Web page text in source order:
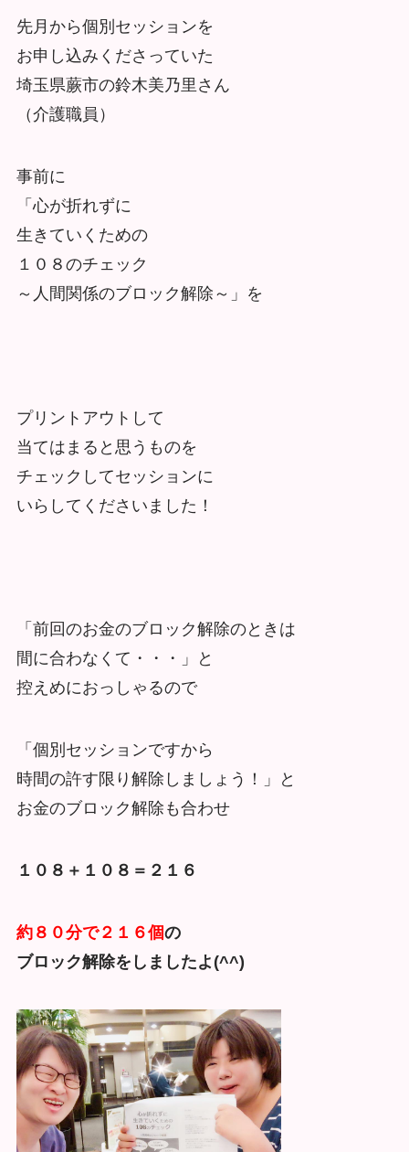
先月から個別セッションを
お申し込みくださっていた
埼玉県蕨市の鈴木美乃里さん
（介護職員）
事前に
「心が折れずに
生きていくための
１０８のチェック
～人間関係のブロック解除～」を
プリントアウトして
当てはまると思うものを
チェックしてセッションに
いらしてくださいました！
「前回のお金のブロック解除のときは
間に合わなくて・・・」と
控えめにおっしゃるので
「個別セッションですから
時間の許す限り解除しましょう！」と
お金のブロック解除も合わせ
１０８＋１０８＝２１６
約８０分で２１６個の
ブロック解除をしましたよ(^^)